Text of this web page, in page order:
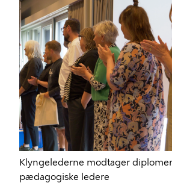
Klyngelederne modtager
pædagogiske ledere